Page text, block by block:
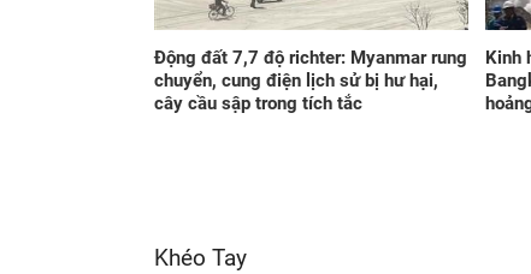
Động đất 7,7 độ richter: Myanmar rung
chuyển, cung điện lịch sử bị hư hại,
cây cầu sập trong tích tắc
Kinh
Khéo Tay